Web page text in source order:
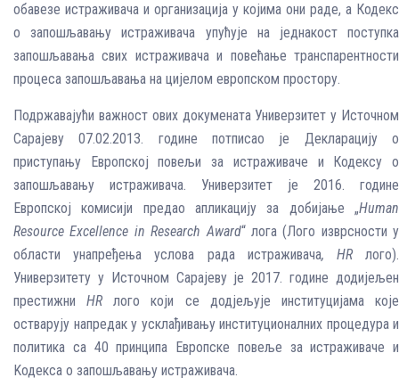
обавезе истраживача и организација у којима они раде, а Кодекс
о запошљавању истраживача упућује на једнакост поступка
запошљавања свих истраживача и повећање транспарентности
процеса запошљавања на цијелом европском простору.
Подржавајући важност ових докумената Универзитет у Источном
Сарајеву 07.02.2013. године потписао је Декларацију о
приступању Европској повељи за истраживаче и Кодексу о
запошљавању истраживача. Универзитет је 2016. године
Европској комисији предао апликацију за добијање „Human
Resource Excellence in Research Award“ лога (Лого изврсности у
области унапређења услова рада истраживача, HRлогo).
Универзитету у Источном Сарајеву је 2017. године додијељен
престижниHR логo који се додјељује институцијама које
остварују напредак у усклађивању институционалних процедура и
политика са 40 принципа Европске повеље за истраживаче и
Kодекса о запошљавању истраживача.